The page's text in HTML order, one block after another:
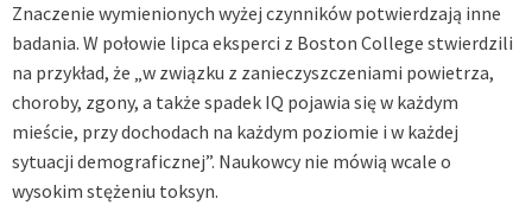
Znaczenie wymienionych wyżej czynników potwierdzają inne
badania. W połowie lipca eksperci z Boston College stwierdzili
na przykład, że „w związku z zanieczyszczeniami powietrza,
choroby, zgony, a także spadek IQ pojawia się w każdym
mieście, przy dochodach na każdym poziomie i w każdej
sytuacji demograficznej”. Naukowcy nie mówią wcale o
wysokim stężeniu toksyn.